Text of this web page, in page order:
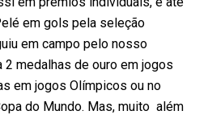
em gols pela seleção
em campo pelo nosso
medalhas de ouro em jogos
em jogos Olímpicos ou no
do Mundo. Mas, muito além